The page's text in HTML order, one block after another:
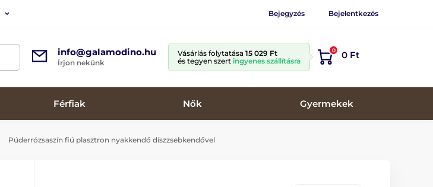
Bejegyzés Bejelentkezés
info@galamodino.hu
Írjon nekünk
Vásárlás folytatása 15 029 Ft
és tegyen szert ingyenes szállításra
0 0 Ft
Férfiak Nők Gyermekek
Púderrózsaszín fiú plasztron nyakkendő díszzsebkendővel